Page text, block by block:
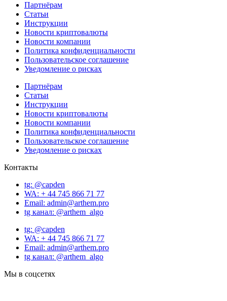
Партнёрам
Статьи
Инструкции
Новости криптовалюты
Новости компании
Политика конфиденциальности
Пользовательское соглашение
Уведомление о рисках
Партнёрам
Статьи
Инструкции
Новости криптовалюты
Новости компании
Политика конфиденциальности
Пользовательское соглашение
Уведомление о рисках
Контакты
tg: @capden
WA: + 44 745 866 71 77
Email: admin@arthem.pro
tg канал: @arthem_algo
tg: @capden
WA: + 44 745 866 71 77
Email: admin@arthem.pro
tg канал: @arthem_algo
Мы в соцсетях